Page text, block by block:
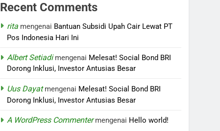
Recent Comments
rita mengenai Bantuan Subsidi Upah Cair Lewat PT
Pos Indonesia Hari Ini
Albert Setiadimengenai Melesat! Social Bond BRI
Dorong Inklusi, Investor Antusias Besar
Uus Dayatmengenai Melesat! Social Bond BRI
Dorong Inklusi, Investor Antusias Besar
A WordPress Commentermengenai Hello world!